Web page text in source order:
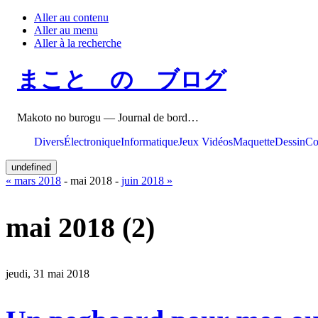
Aller au contenu
Aller au menu
Aller à la recherche
まこと の ブログ
Makoto no burogu — Journal de bord…
DiversÉlectroniqueInformatiqueJeux VidéosMaquetteDessin
undefined
« mars 2018 - mai 2018 - juin 2018 »
mai 2018 (2)
jeudi, 31 mai 2018